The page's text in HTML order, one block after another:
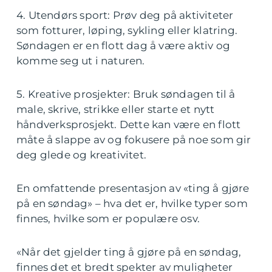
4. Utendørs sport: Prøv deg på aktiviteter
som fotturer, løping, sykling eller klatring.
Søndagen er en flott dag å være aktiv og
komme seg ut i naturen.
5. Kreative prosjekter: Bruk søndagen til å
male, skrive, strikke eller starte et nytt
håndverksprosjekt. Dette kan være en flott
måte å slappe av og fokusere på noe som gir
deg glede og kreativitet.
En omfattende presentasjon av «ting å gjøre
på en søndag» – hva det er, hvilke typer som
finnes, hvilke som er populære osv.
«Når det gjelder ting å gjøre på en søndag,
finnes det et bredt spekter av muligheter